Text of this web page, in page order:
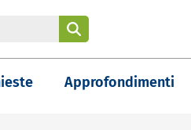
Approfondimenti